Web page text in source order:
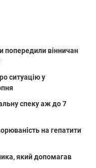
попередили вінничан
ситуацію у
спеку аж до 7
на гепатити
який допомагав